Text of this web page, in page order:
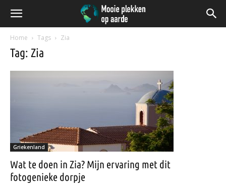
Home Tags Zia
Tag: Zia
Griekenland
Wat te doen in Zia? Mijn ervaring met dit
fotogenieke dorpje